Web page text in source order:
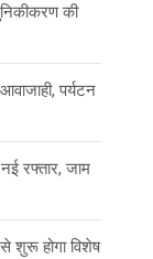
की
पर्यटन
रफ्तार, जाम
शुरू होगा विशेष